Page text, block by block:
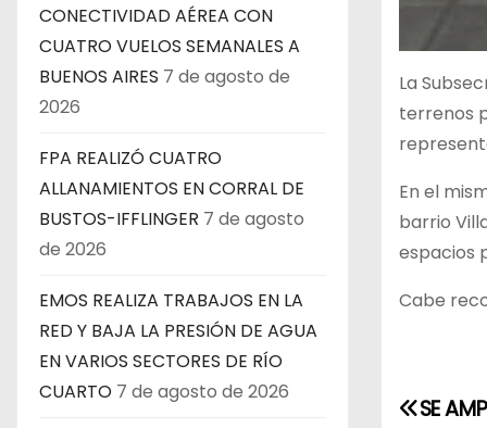
CONECTIVIDAD AÉREA CON
CUATRO VUELOS SEMANALES A
BUENOS AIRES 7 de agosto de
2026
FPA REALIZÓ CUATRO
ALLANAMIENTOS EN CORRAL DE
BUSTOS-IFFLINGER 7 de agosto
de 2026
EMOS REALIZA TRABAJOS EN LA
RED Y BAJA LA PRESIÓN DE AGUA
EN VARIOS SECTORES DE RÍO
CUARTO 7 de agosto de 2026
La
terrenos
En el
barrio
espacios
Cabe
NSE